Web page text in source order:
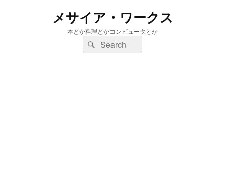
メサイア・ワークス
本とか料理とかコンピュータとか
検
索:
検
索